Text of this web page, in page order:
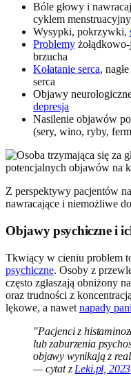
Bóle głowy i
cyklem
Wysypki, pokrzywki,
Problemy
brzucha
Kołatanie serca,
serca
Objawy
depresja
Nasilenie objawów
(sery, wino, ryby,
Z perspektywy pacjentów
nawracające i niemożliwe
Objawy psychiczne i
Tkwiący w cieniu problem
psychiczne. Osoby z
często zgłaszają obniżony
oraz trudności z
lękowe, a nawet napady
"Pacjenci z
lub zaburzenia
objawy wynikają z
— cytat z Leki.pl, 2023